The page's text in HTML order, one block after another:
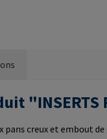
"INSERTS
pans creux et embout